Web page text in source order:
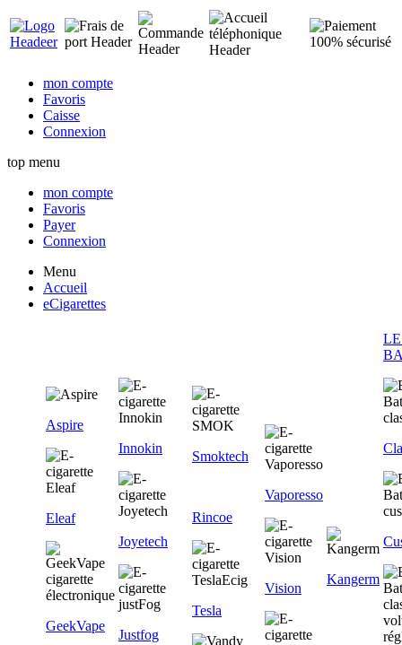
mon compte
Favoris
Caisse
Connexion
top menu
mon compte
Favoris
Payer
Connexion
Menu
Accueil
eCigarettes
Aspire
Eleaf
GeekVape
Innokin
Joyetech
Justfog
Smoktech
Rincoe
Tesla
Vaporesso
Vision
Kangerm